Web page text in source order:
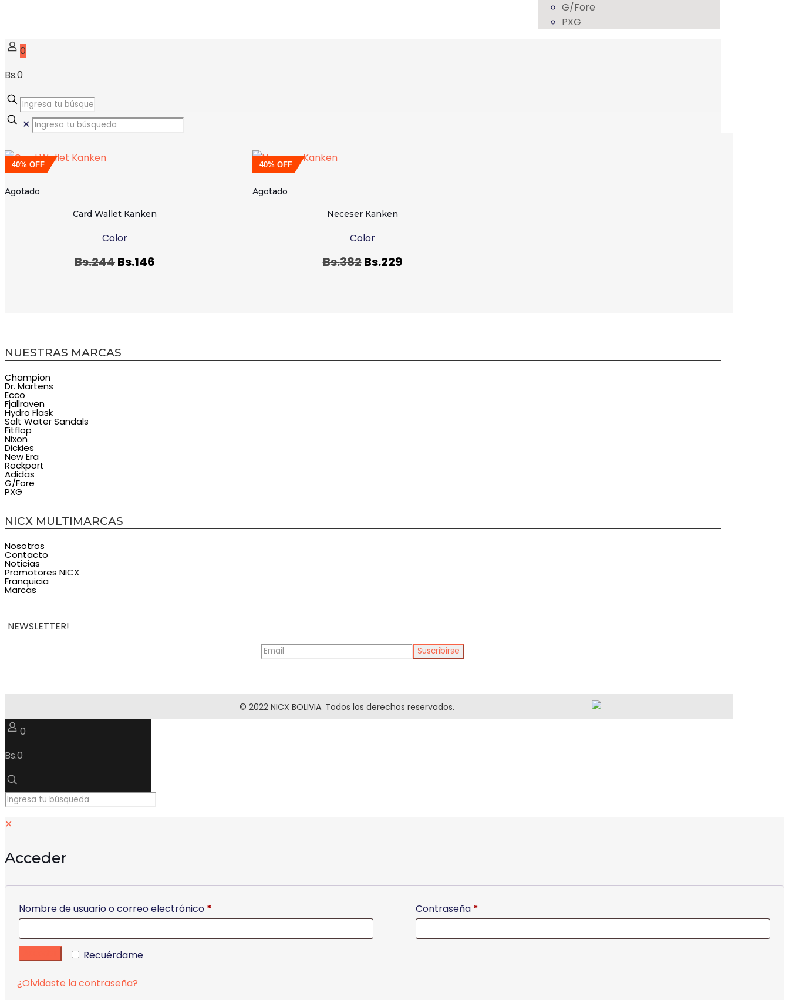
G/Fore
PXG
0
Bs.0
✕
Agotado
40% OFF
Card Wallet Kanken
Color
Bs.244Bs.146
Agotado
40% OFF
Neceser Kanken
Color
Bs.382Bs.229
NUESTRAS MARCAS
Champion
Dr. Martens
Ecco
Fjallraven
Hydro Flask
Salt Water Sandals
Fitflop
Nixon
Dickies
New Era
Rockport
Adidas
G/Fore
PXG
NICX MULTIMARCAS
Nosotros
Contacto
Noticias
Promotores NICX
Franquicia
Marcas
NEWSLETTER!
© 2022 NICX BOLIVIA. Todos los derechos reservados.
0
Bs.0
✕
Acceder
Nombre de usuario o correo electrónico * Contraseña *
Recuérdame
¿Olvidaste la contraseña?